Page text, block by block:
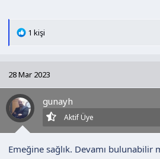
T
i
l
e
r
1 kişi
28 Mar 2023
gunayh
Aktif Üye
Emeğine sağlık. Devamı bulunabilir